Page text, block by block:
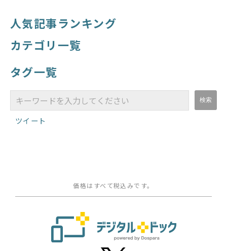
人気記事ランキング
カテゴリ一覧
タグ一覧
ツイート
価格はすべて税込みです。